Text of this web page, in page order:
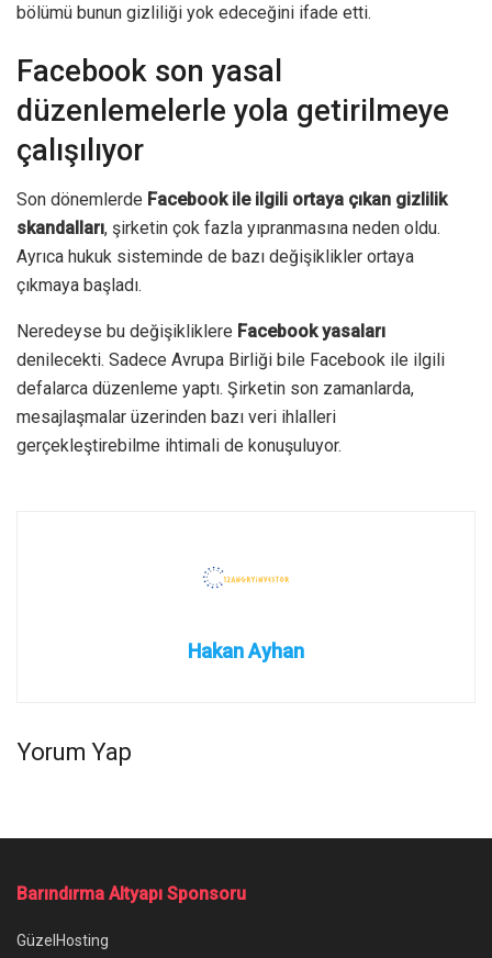
bölümü bunun gizliliği yok edeceğini ifade etti.
Facebook son yasal
düzenlemelerle yola getirilmeye
çalışılıyor
Son dönemlerde Facebook ile ilgili ortaya çıkan gizlilik
skandalları, şirketin çok fazla yıpranmasına neden oldu.
Ayrıca hukuk sisteminde de bazı değişiklikler ortaya
çıkmaya başladı.
Neredeyse bu değişikliklere Facebook yasaları
denilecekti. Sadece Avrupa Birliği bile Facebook ile ilgili
defalarca düzenleme yaptı. Şirketin son zamanlarda,
mesajlaşmalar üzerinden bazı veri ihlalleri
gerçekleştirebilme ihtimali de konuşuluyor.
Hakan Ayhan
Yorum Yap
Barındırma Altyapı Sponsoru
GüzelHosting